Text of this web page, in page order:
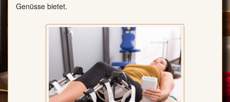
Genüsse bietet.